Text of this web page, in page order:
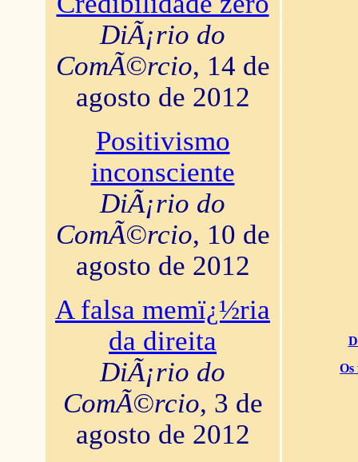
DiÃ¡rio do
ComÃ©rcio, 14 de
agosto de 2012
Positivismo
inconsciente
DiÃ¡rio do
ComÃ©rcio, 10 de
agosto de 2012
A falsa memï¿½ria
da direita
DiÃ¡rio do
ComÃ©rcio, 3 de
agosto de 2012
Os